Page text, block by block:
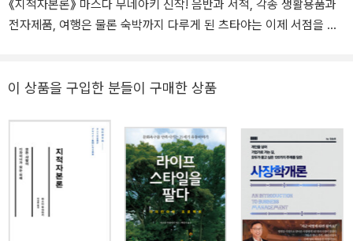
《지적자본론》 마스다 무네아키 신작! 음반과 서적, 각종 생활용품과
전자제품, 여행은 물론 숙박까지 다루게 된 츠타야는 이제 서점을 넘
정리한 이 책에는 디테일의 혼이 깃든 기획부터 미래 경영론까지 츠
원 수 6,000만 명 츠타야를 만든 CCC 그룹의 마스다 무네아키 기획
과 경영의 진수를 맛보다! 35평 동네 서점, 구글?아마존을 위협하는
글로벌 기획회사로 거듭나다 취향이 설계되고 욕망이 디자인되는 공
간, 진짜 츠타야 이야기 전 세계를 아우르는 오프라인 상점들의 불황
속에서 나 홀로 고공 성장한 서점이 있다. 바로 일본의 츠타야 서점이
다. 츠타야 서점은 일본 컬처 컨비니언스 클럽(CCC)의 전국 브랜드
이 상품을 구입한 분들이 구매한 상품